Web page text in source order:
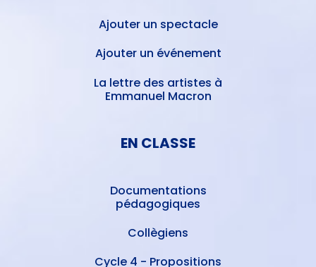
Ajouter un spectacle
Ajouter un événement
La lettre des artistes à
Emmanuel Macron
EN CLASSE
Documentations
pédagogiques
Collègiens
Cycle 4 - Propositions